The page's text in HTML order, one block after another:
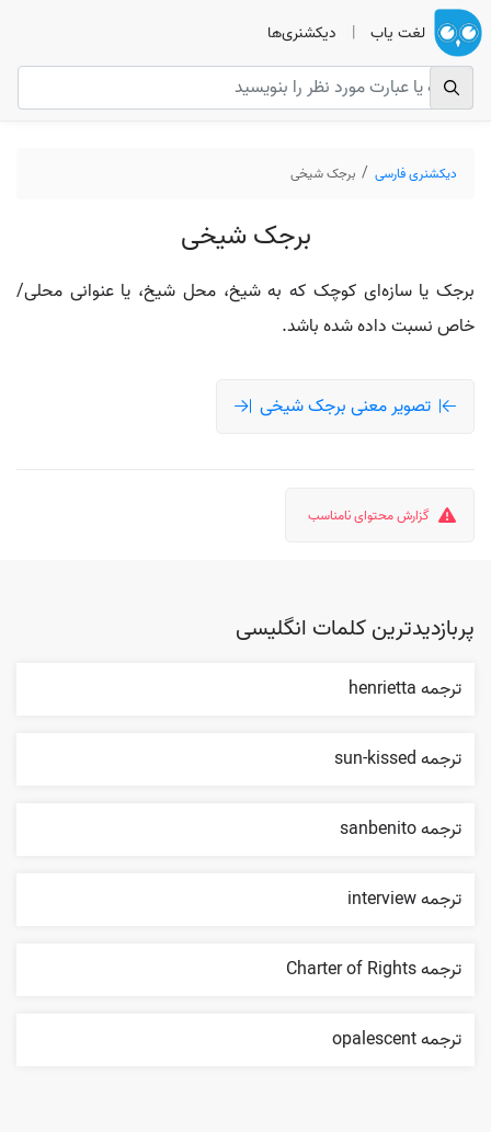
لغت یاب | دیکشنری‌ها
دیکشنری فارسی برجک شیخی
برجک شیخی
برجک یا سازه‌ای کوچک که به شیخ، محل شیخ، یا عنوانی محلی/
خاص نسبت داده شده باشد.
تصویر معنی برجک شیخی
گزارش محتوای نامناسب
پربازدیدترین کلمات انگلیسی
ترجمه henrietta
ترجمه sun-kissed
ترجمه sanbenito
ترجمه interview
ترجمه Charter of Rights
ترجمه opalescent